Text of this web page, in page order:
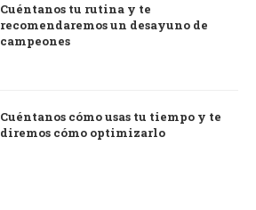
Cuéntanos tu rutina y te
recomendaremos un desayuno de
campeones
Cuéntanos cómo usas tu tiempo y te
diremos cómo optimizarlo